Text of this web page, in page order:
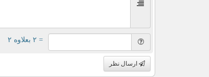
= ۲ بعلاوه ۲
ارسال نظر